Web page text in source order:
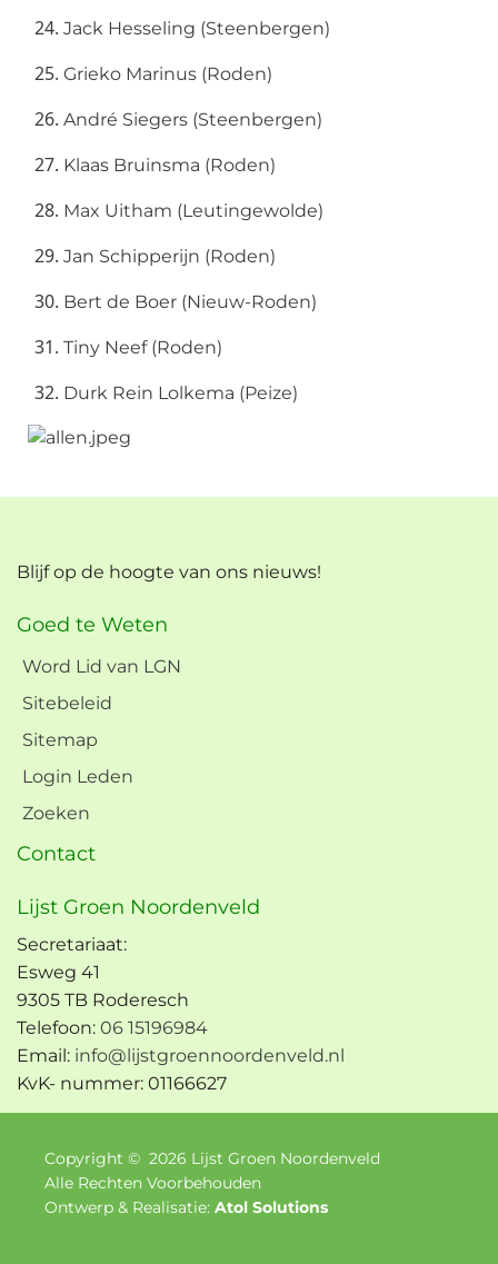
Jack Hesseling (Steenbergen)
Grieko Marinus (Roden)
André Siegers (Steenbergen)
Klaas Bruinsma (Roden)
Max Uitham (Leutingewolde)
Jan Schipperijn (Roden)
Bert de Boer (Nieuw-Roden)
Tiny Neef (Roden)
Durk Rein Lolkema (Peize)
Blijf op de hoogte van ons nieuws!
Goed te Weten
Word Lid van LGN
Sitebeleid
Sitemap
Login Leden
Zoeken
Contact
Lijst Groen Noordenveld
Secretariaat:
Esweg 41
9305 TB Roderesch
Telefoon: 06 15196984
Email: info@lijstgroennoordenveld.nl
KvK- nummer: 01166627
Copyright © 2026 Lijst Groen Noordenveld
Alle Rechten Voorbehouden
Ontwerp & Realisatie: Atol Solutions